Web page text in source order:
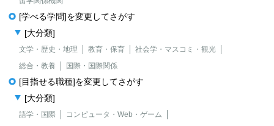
[学べる学問]を変更してさがす
[大分類]
文学・歴史・地理 教育・保育
社会学・マスコミ・観光
総合・教養
国際・国際関係
[目指せる職種]を変更してさがす
[大分類]
語学・国際
コンピュータ・Web・ゲーム